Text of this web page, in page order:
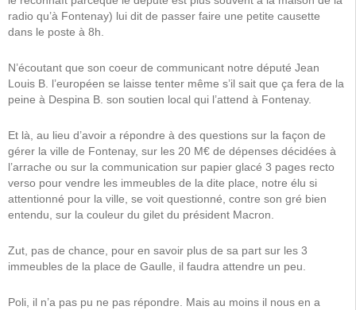
radio qu’à Fontenay) lui dit de passer faire une petite causette
dans le poste à 8h.
N’écoutant que son coeur de communicant notre député Jean
Louis B. l’européen se laisse tenter même s’il sait que ça fera de la
peine à Despina B. son soutien local qui l’attend à Fontenay.
Et là, au lieu d’avoir a répondre à des questions sur la façon de
gérer la ville de Fontenay, sur les 20 M€ de dépenses décidées à
l’arrache ou sur la communication sur papier glacé 3 pages recto
verso pour vendre les immeubles de la dite place, notre élu si
attentionné pour la ville, se voit questionné, contre son gré bien
entendu, sur la couleur du gilet du président Macron.
Zut, pas de chance, pour en savoir plus de sa part sur les 3
immeubles de la place de Gaulle, il faudra attendre un peu.
Poli, il n’a pas pu ne pas répondre. Mais au moins il nous en a